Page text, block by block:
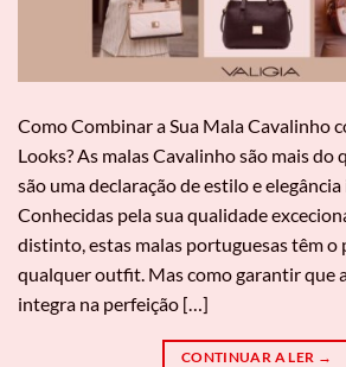
Como Combinar a Sua Mala Cavalinho
Looks? As malas Cavalinho são mais do
são uma declaração de estilo e
Conhecidas pela sua qualidade
distinto, estas malas portuguesas têm o
qualquer outfit. Mas como garantir que
integra na perfeição […]
CONTINUAR A LER →